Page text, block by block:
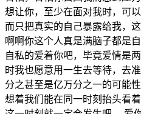
想让你，至少在面对我时，可
而只把真实的自己暴露给我，
啊啊你这个人真是满脑子都是
自私的爱着你吧，毕竟爱情是
时我也愿意用一生去等待，去
分之甚至是亿万分之一的可能
想着我们能在同一时刻抬头看